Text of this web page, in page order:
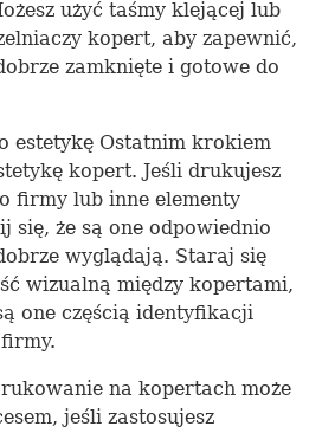
użyć taśmy klejącej lub
kopert, aby zapewnić,
zamknięte i gotowe do
estetykę Ostatnim krokiem
kopert. Jeśli drukujesz
firmy lub inne elementy
się, że są one odpowiednio
wyglądają. Staraj się
wizualną między kopertami,
one częścią identyfikacji
na kopertach może
jeśli zastosujesz